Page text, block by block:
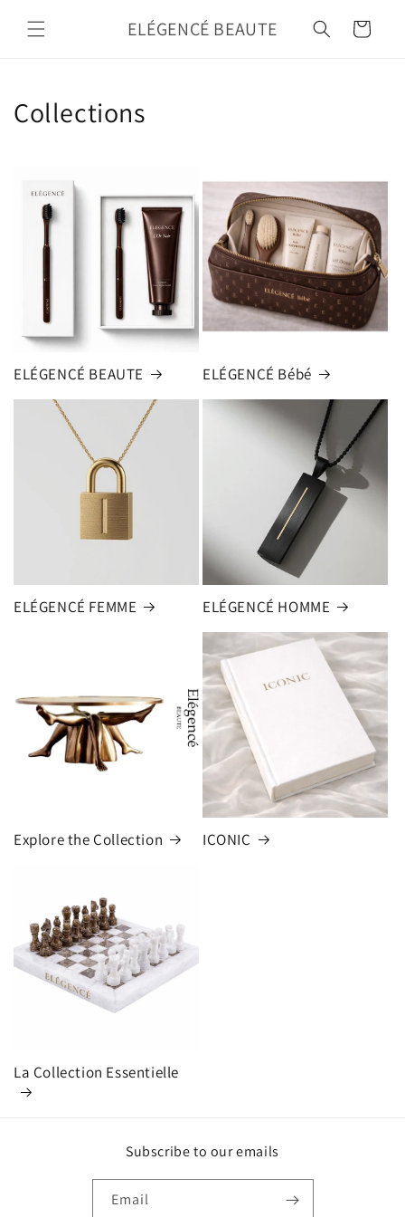
content
ELÉGENCÉ BEAUTE Cart
Collections
ELÉGENCÉ BEAUTE ELÉGENCÉ Bébé
ELÉGENCÉ FEMME ELÉGENCÉ HOMME
Explore the Collection ICONIC
La Collection Essentielle
Subscribe to our emails
Email